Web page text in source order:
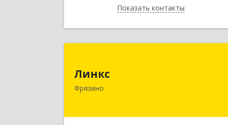
Показать контакты
Назад
Линкс
Фрязино
Заводской проезд, дом № 3, кв.133
Подробнее